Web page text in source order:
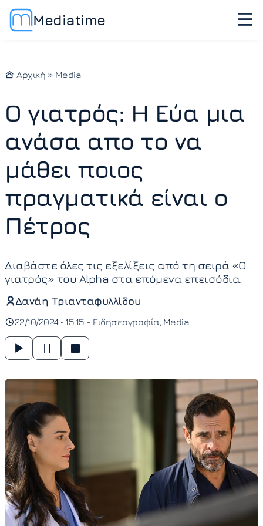
Mediatime
Αρχική » Media
Ο γιατρός: Η Εύα μια
ανάσα απο το να
μάθει ποιος
πραγματικά είναι ο
Πέτρος
Διαβάστε όλες τις εξελίξεις από τη σειρά «Ο
γιατρός» του Alpha στα επόμενα επεισόδια.
Δανάη Τριανταφυλλίδου
22/10/2024 • 15:15 - Ειδησεογραφία Media